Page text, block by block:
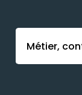
Activer